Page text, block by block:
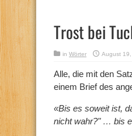
Trost bei
in Wörter August
Alle, die mit den
einem Brief des
«Bis es soweit ist,
nicht wahr?" … bis